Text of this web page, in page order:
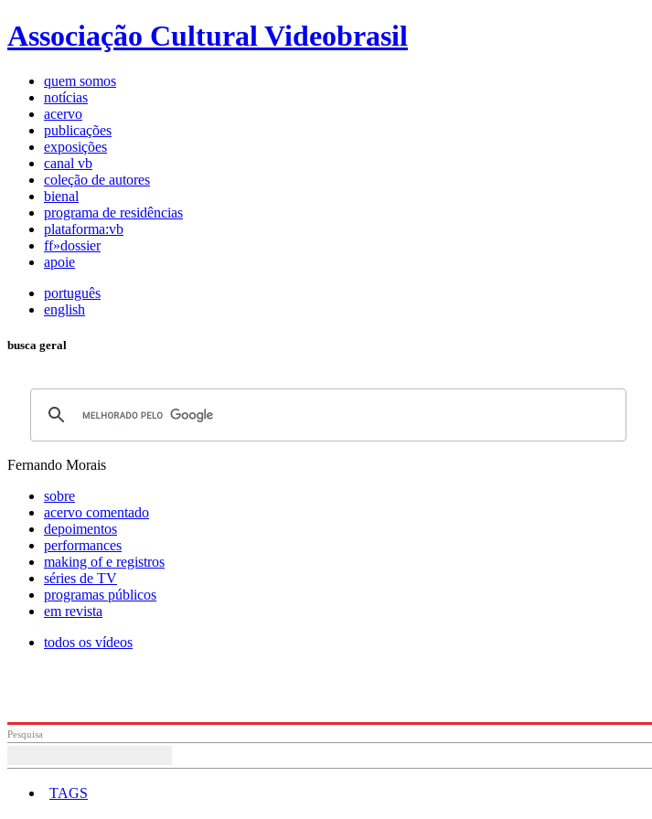
Associação Cultural Videobrasil
quem somos
notícias
acervo
publicações
exposições
canal vb
coleção de autores
bienal
programa de residências
plataforma:vb
ff»dossier
apoie
português
english
busca geral
Fernando Morais
sobre
acervo comentado
depoimentos
performances
making of e registros
séries de TV
programas públicos
em revista
todos os vídeos
Pesquisa
TAGS